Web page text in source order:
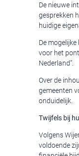
De nieuwe
gesprekken
huidige
De
voor het
Nederland”.
Over de
gemeenten
onduidelijk.
Twijfels bij
Volgens
voldoende